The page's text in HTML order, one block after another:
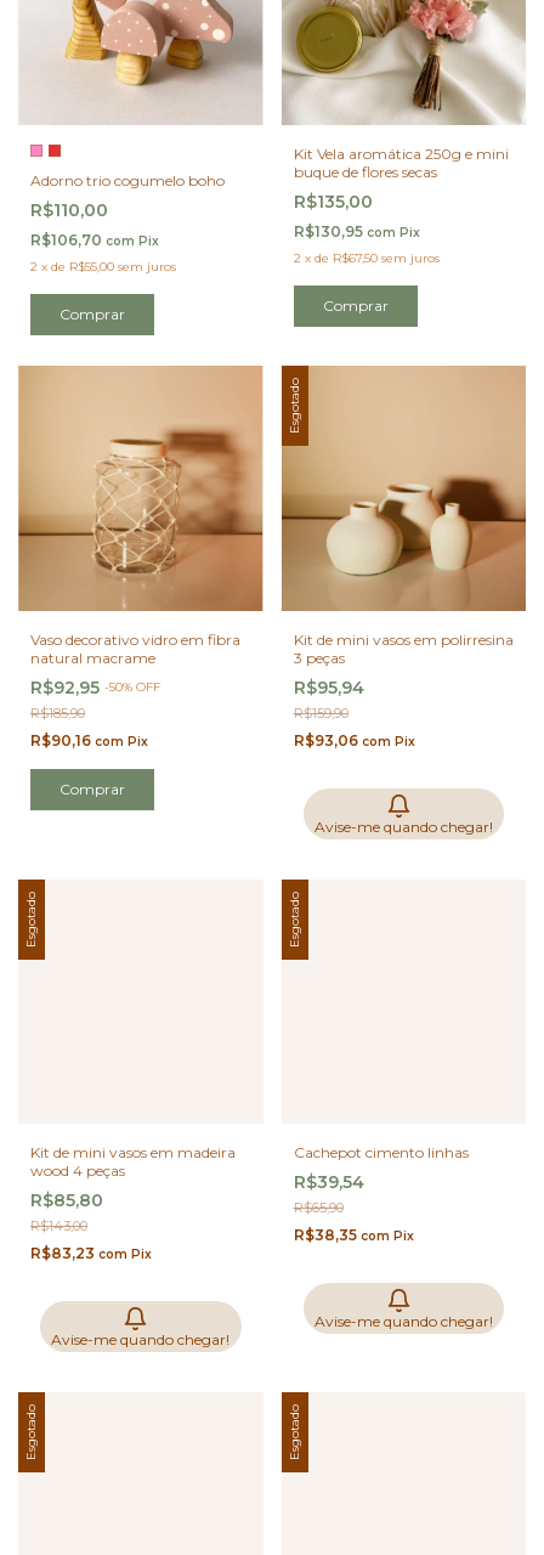
Adorno trio cogumelo boho
R$110,00
R$106,70 com Pix
2 x de R$55,00 sem juros
Comprar
Kit Vela aromática 250g e mini
buque de flores secas
R$135,00
R$130,95 com Pix
2 x de R$67,50 sem juros
Comprar
Vaso decorativo vidro em fibra
natural macrame
R$92,95 -50% OFF
R$185,90
R$90,16 com Pix
Comprar
Esgotado
Kit de mini vasos em polirresina
3 peças
R$95,94
R$159,90
R$93,06 com Pix
Avise-me quando chegar!
Esgotado
Kit de mini vasos em madeira
wood 4 peças
R$85,80
R$143,00
R$83,23 com Pix
Avise-me quando chegar!
Esgotado
Cachepot cimento linhas
R$39,54
R$65,90
R$38,35 com Pix
Avise-me quando chegar!
Esgotado Esgotado